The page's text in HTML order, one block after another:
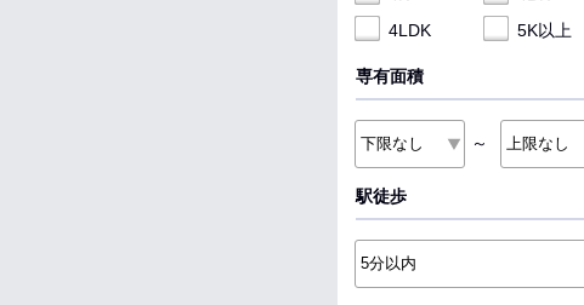
4LDK
5K以上
専有面積
～
駅徒歩